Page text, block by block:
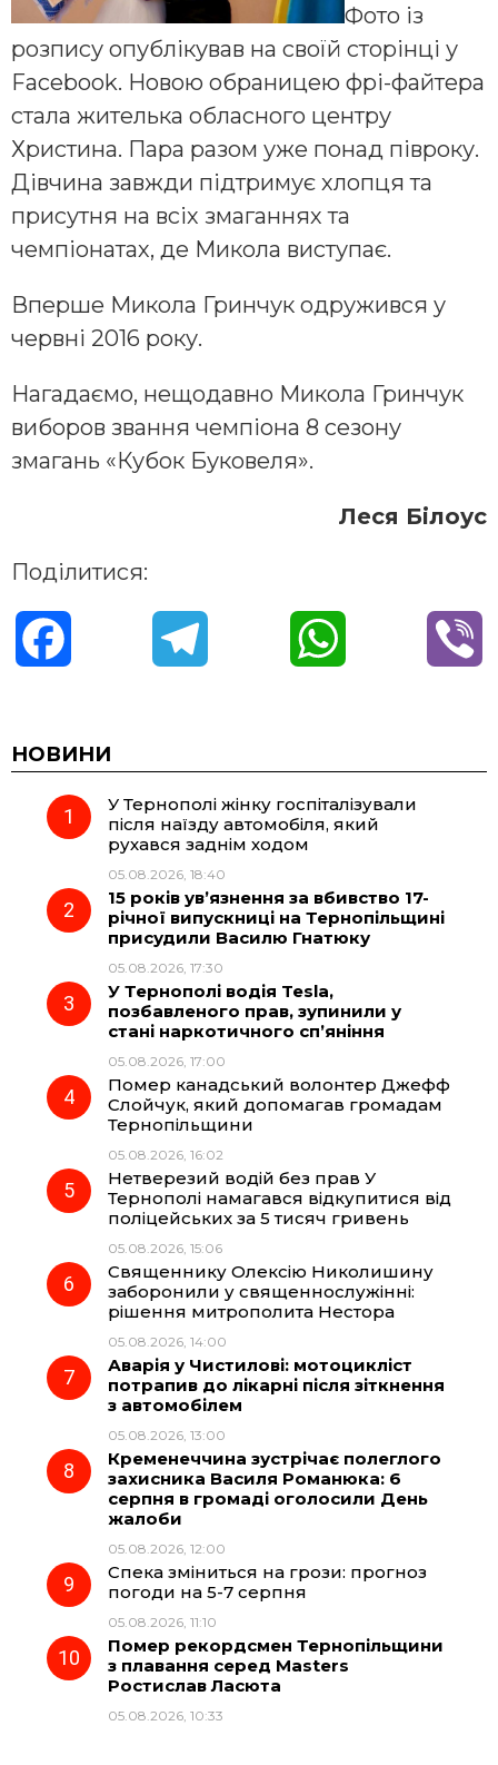
Фото із
розпису опублікував на своїй сторінці у
Facebook. Новою обраницею фрі-файтера
стала жителька обласного центру
Христина. Пара разом уже понад півроку.
Дівчина завжди підтримує хлопця та
присутня на всіх змаганнях та
чемпіонатах, де Микола виступає.
Вперше Микола Гринчук одружився у
червні 2016 року.
Нагадаємо, нещодавно Микола Гринчук
виборов звання чемпіона 8 сезону
змагань «Кубок Буковеля».
Леся Білоус
Поділитися:
c
e
o
k
e
r
a
m
t
A
p
НОВИНИ
У Тернополі жінку госпіталізували
після наїзду автомобіля, який
рухався заднім ходом
05.08.2026, 18:40
15 років ув’язнення за вбивство 17-
річної випускниці на Тернопільщині
присудили Василю Гнатюку
05.08.2026, 17:30
У Тернополі водія Tesla,
позбавленого прав, зупинили у
стані наркотичного сп’яніння
05.08.2026, 17:00
Помер канадський волонтер Джефф
Слойчук, який допомагав громадам
Тернопільщини
05.08.2026, 16:02
Нетверезий водій без прав У
Тернополі намагався відкупитися від
поліцейських за 5 тисяч гривень
05.08.2026, 15:06
Священнику Олексію Николишину
заборонили у священнослужінні:
рішення митрополита Нестора
05.08.2026, 14:00
Аварія у Чистилові: мотоцикліст
потрапив до лікарні після зіткнення
з автомобілем
05.08.2026, 13:00
Кременеччина зустрічає полеглого
захисника Василя Романюка: 6
серпня в громаді оголосили День
жалоби
05.08.2026, 12:00
Спека зміниться на грози: прогноз
погоди на 5-7 серпня
05.08.2026, 11:10
Помер рекордсмен Тернопільщини
з плавання серед Masters
Ростислав Ласюта
05.08.2026, 10:33